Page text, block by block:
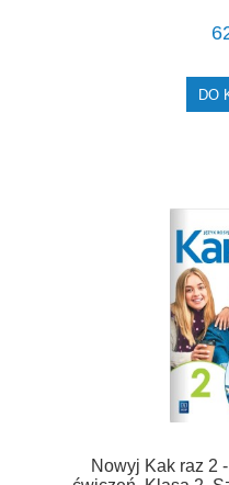
DO
Nowyj Kak raz 2